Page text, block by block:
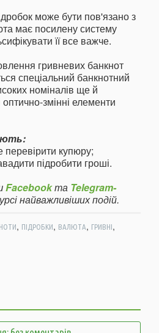
може бути пов'язано з
має посилену систему
її все важче.
гривневих банкнот
спеціальний банкнотний
номіналів ще й
змінні елементи
купюру;
підробити гроші.
Facebookта Telegram-
найважливіших подій.
, ПІДРОБКИ, ВАЛЮТА, ГРИВНІ,